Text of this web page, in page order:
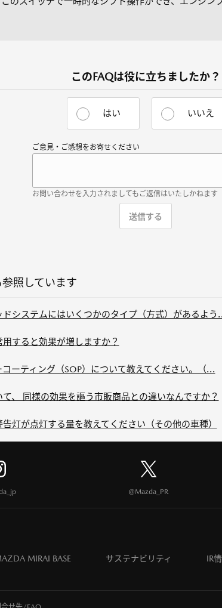
このFAQは役に立ちましたか？
はい いいえ
ご意見・ご感想をお寄せください
お問い合わせを入力されましてもご返信はいたしかねます
照しています
システムにはいくつかのタイプ（方式）があるよう
すると効果が増しますか？
ーティング（SOP）について教えてください。（...
、 同様の効果を謳う市販商品との違いなんですか？
灯が点灯する量を教えてください（その他の車種）
@Mazda_PR
MIRAI BASE サステナビリティ IR